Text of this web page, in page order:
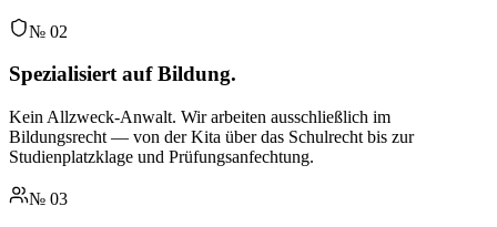
№ 02
Spezialisiert auf Bildung.
Kein Allzweck-Anwalt. Wir arbeiten ausschließlich im
Bildungsrecht — von der Kita über das Schulrecht bis zur
Studienplatzklage und Prüfungsanfechtung.
№ 03